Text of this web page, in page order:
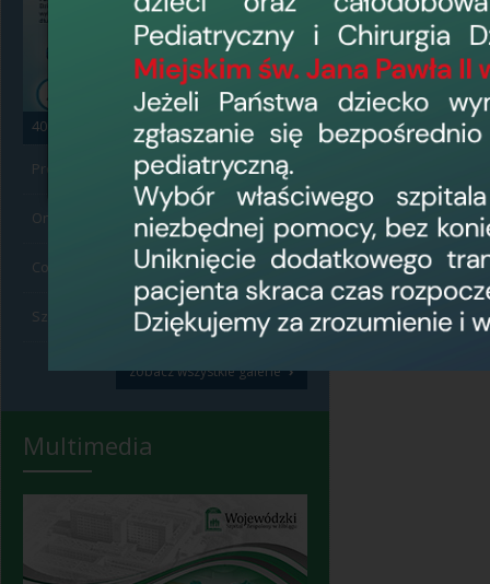
40 plus 2
Profilaktyka 40 plus 2
Onko Tour 7
Codzienność szpitala 139
Szpital z zewnątrz 17
zobacz wszystkie galerie ›
Multimedia